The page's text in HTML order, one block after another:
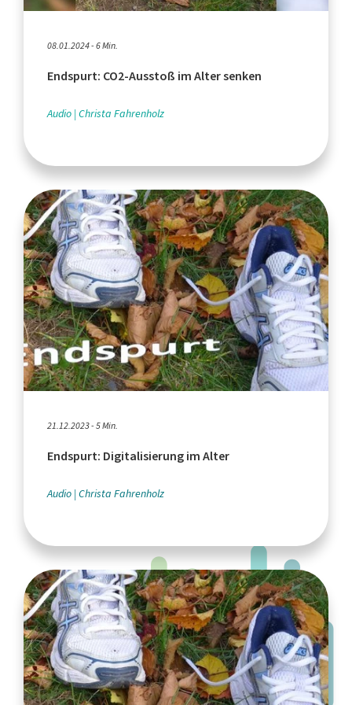
08.01.2024 - 6 Min.
Endspurt: CO2-Ausstoß im Alter senken
Audio Christa Fahrenholz
21.12.2023 - 5 Min.
Endspurt: Digitalisierung im Alter
Audio Christa Fahrenholz